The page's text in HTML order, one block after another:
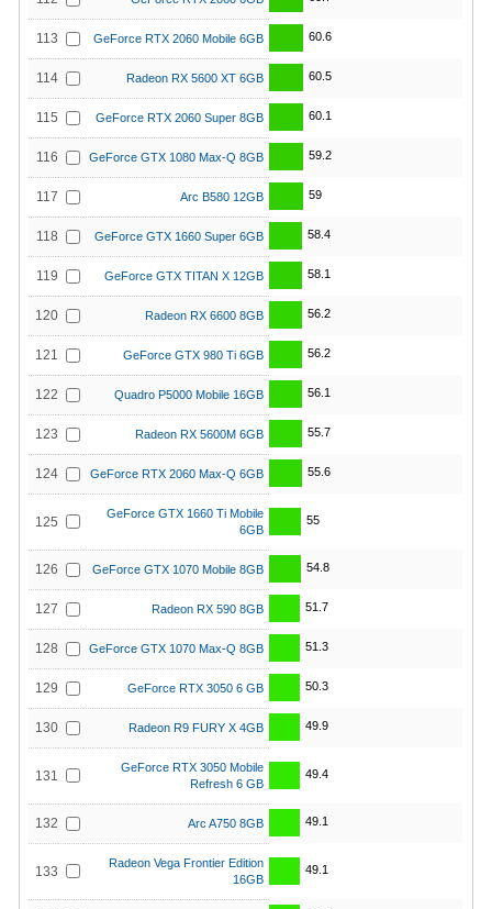
113 GeForce RTX 2060 Mobile 6GB 60.6
114 Radeon RX 5600 XT 6GB 60.5
115 GeForce RTX 2060 Super 8GB 60.1
116 GeForce GTX 1080 Max-Q 8GB 59.2
117 Arc B580 12GB 59
118 GeForce GTX 1660 Super 6GB 58.4
119 GeForce GTX TITAN X 12GB 58.1
120 Radeon RX 6600 8GB 56.2
121 GeForce GTX 980 Ti 6GB 56.2
122 Quadro P5000 Mobile 16GB 56.1
123 Radeon RX 5600M 6GB 55.7
124 GeForce RTX 2060 Max-Q 6GB 55.6
125
GeForce GTX 1660 Ti Mobile
6GB
55
126 GeForce GTX 1070 Mobile 8GB 54.8
127 Radeon RX 590 8GB 51.7
128 GeForce GTX 1070 Max-Q 8GB 51.3
129 GeForce RTX 3050 6 GB 50.3
130 Radeon R9 FURY X 4GB 49.9
131
GeForce RTX 3050 Mobile
Refresh 6 GB
49.4
132 Arc A750 8GB 49.1
133
Radeon Vega Frontier Edition
16GB
49.1